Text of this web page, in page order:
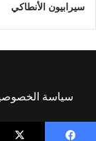
سيرابيون الأنطاكي
سياسة